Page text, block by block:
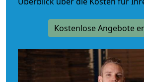
Kostenlose Angebote